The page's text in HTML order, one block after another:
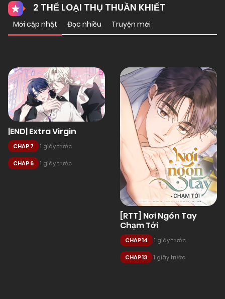
2 THỂ LOẠI THỤ THUẦN KHIẾT
Mới cập nhật Đọc nhiều Truyện mới
|END| Extra Virgin
CHAP 7 1 giây trước
CHAP 6 1 giây trước
[RTT] Nơi Ngón Tay
Chạm Tới
CHAP 14 1 giây trước
CHAP 13 1 giây trước